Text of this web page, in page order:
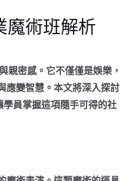
魔術班解析
親密感。它不僅僅是娛樂，
應變智慧。本文將深入探討
員掌握這項隨手可得的社